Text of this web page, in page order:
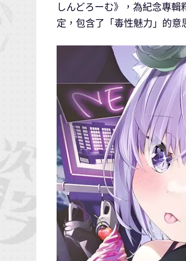
しんどろーむ》，為紀念專
定，包含了「毒性魅力」的意